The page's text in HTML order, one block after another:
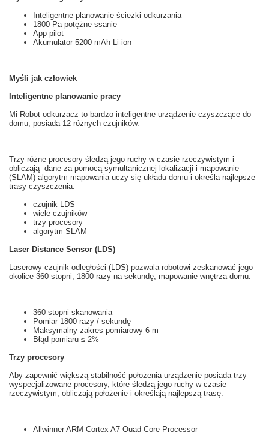
Inteligentne planowanie ścieżki odkurzania
1800 Pa potężne ssanie
App pilot
Akumulator 5200 mAh Li-ion
Myśli jak człowiek
Inteligentne planowanie pracy
Mi Robot odkurzacz to bardzo inteligentne urządzenie czyszczące do
domu, posiada 12 różnych czujników.
Trzy różne procesory śledzą jego ruchy w czasie rzeczywistym i
obliczają dane za pomocą symultanicznej lokalizacji i mapowanie
(SLAM) algorytm mapowaniauczy się układu domu i określa najlepsze
trasy czyszczenia.
czujnik LDS
wiele czujników
trzy procesory
algorytm SLAM
Laser Distance Sensor (LDS)
Laserowy czujnik odległości (LDS) pozwala robotowi zeskanować jego
okolice 360 stopni, 1800 razy na sekundę, mapowanie wnętrza domu.
360 stopni skanowania
Pomiar 1800 razy / sekundę
Maksymalny zakres pomiarowy 6 m
Błąd pomiaru ≤ 2%
Trzy procesory
Aby zapewnić większą stabilność położeniaurządzenie posiada trzy
wyspecjalizowane prоcesory, które śledzą jego ruchy w czasie
rzeczywistym, obliczają położenie i określają najlepszą trasę.
Allwinner ARM Cortex A7 Quad-Core Processor